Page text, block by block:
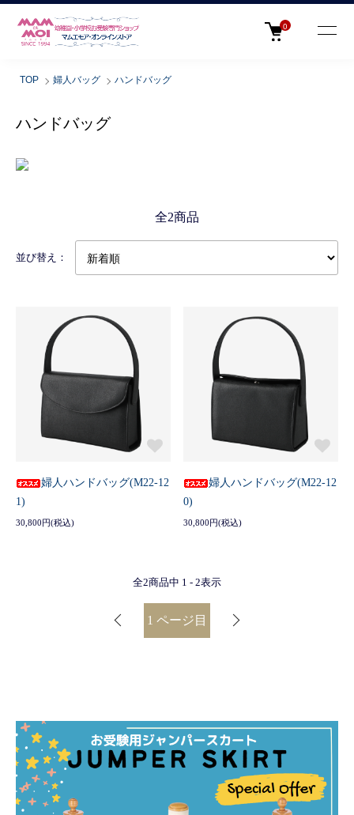
0
TOP 婦人バッグ ハンドバッグ
ハンドバッグ
全2商品
並び替え：
婦人ハンドバッグ(M22-12
1)
30,800円(税込)
婦人ハンドバッグ(M22-12
0)
30,800円(税込)
全2商品中 1 - 2表示
1 ページ目